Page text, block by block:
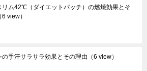
リム42℃（ダイエットパッチ）の燃焼効果とそ
（6 view）
の手汗サラサラ効果とその理由 （6 view）